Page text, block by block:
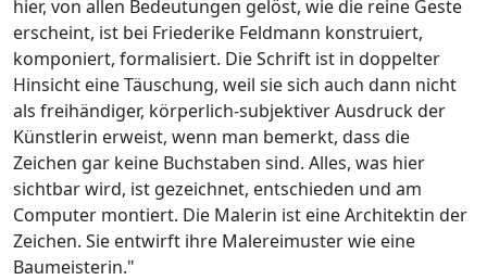
hier, von allen Bedeutungen gelöst, wie die reine Geste
erscheint, ist bei Friederike Feldmann konstruiert,
komponiert, formalisiert. Die Schrift ist in doppelter
Hinsicht eine Täuschung, weil sie sich auch dann nicht
als freihändiger, körperlich-subjektiver Ausdruck der
Künstlerin erweist, wenn man bemerkt, dass die
Zeichen gar keine Buchstaben sind. Alles, was hier
sichtbar wird, ist gezeichnet, entschieden und am
Computer montiert. Die Malerin ist eine Architektin der
Zeichen. Sie entwirft ihre Malereimuster wie eine
Baumeisterin."